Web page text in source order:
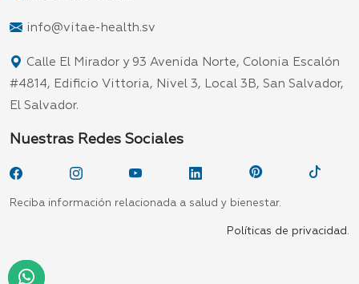
info@vitae-health.sv
Calle El Mirador y 93 Avenida Norte, Colonia Escalón
#4814, Edificio Vittoria, Nivel 3, Local 3B, San Salvador,
El Salvador.
Nuestras Redes Sociales
Reciba información relacionada a salud y bienestar.
Políticas de privacidad.